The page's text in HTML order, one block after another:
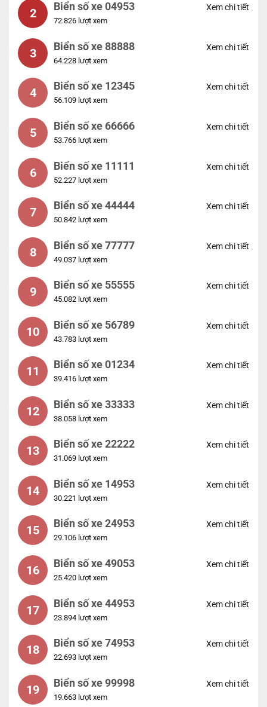
2 Biển số xe 04953
72.826 lượt xem
Xem chi tiết
3 Biển số xe 88888
64.228 lượt xem
Xem chi tiết
4 Biển số xe 12345
56.109 lượt xem
Xem chi tiết
5 Biển số xe 66666
53.766 lượt xem
Xem chi tiết
6 Biển số xe 11111
52.227 lượt xem
Xem chi tiết
7 Biển số xe 44444
50.842 lượt xem
Xem chi tiết
8 Biển số xe 77777
49.037 lượt xem
Xem chi tiết
9 Biển số xe 55555
45.082 lượt xem
Xem chi tiết
10 Biển số xe 56789
43.783 lượt xem
Xem chi tiết
11 Biển số xe 01234
39.416 lượt xem
Xem chi tiết
12 Biển số xe 33333
38.058 lượt xem
Xem chi tiết
13 Biển số xe 22222
31.069 lượt xem
Xem chi tiết
14 Biển số xe 14953
30.221 lượt xem
Xem chi tiết
15 Biển số xe 24953
29.106 lượt xem
Xem chi tiết
16 Biển số xe 49053
25.420 lượt xem
Xem chi tiết
17 Biển số xe 44953
23.894 lượt xem
Xem chi tiết
18 Biển số xe 74953
22.693 lượt xem
Xem chi tiết
19 Biển số xe 99998
19.663 lượt xem
Xem chi tiết